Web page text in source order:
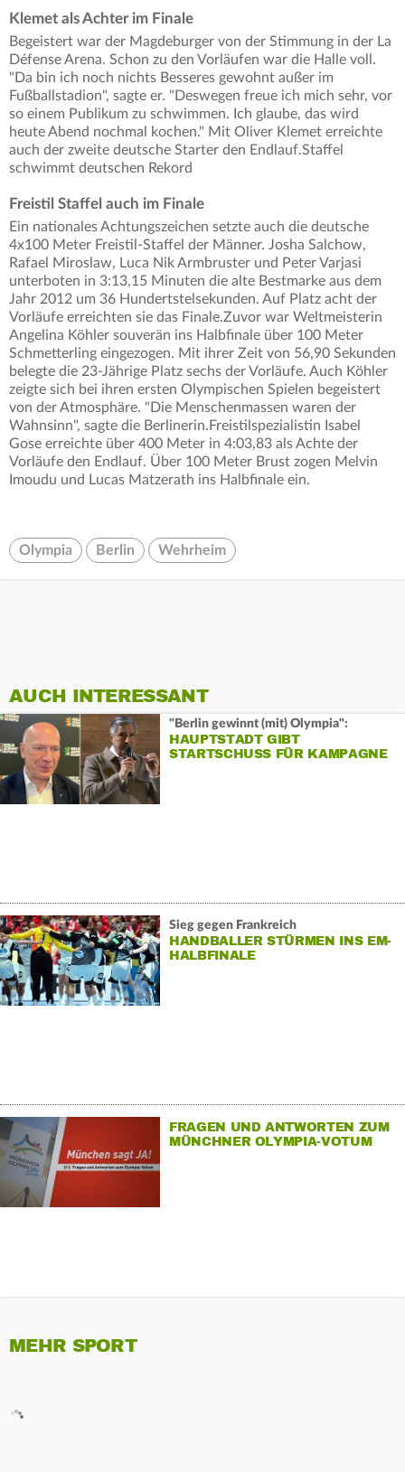
Klemet als Achter im Finale
Begeistert war der Magdeburger von der Stimmung in der La
Défense Arena. Schon zu den Vorläufen war die Halle voll.
"Da bin ich noch nichts Besseres gewohnt außer im
Fußballstadion", sagte er. "Deswegen freue ich mich sehr, vor
so einem Publikum zu schwimmen. Ich glaube, das wird
heute Abend nochmal kochen." Mit Oliver Klemet erreichte
auch der zweite deutsche Starter den Endlauf.Staffel
schwimmt deutschen Rekord
Freistil Staffel auch im Finale
Ein nationales Achtungszeichen setzte auch die deutsche
4x100 Meter Freistil-Staffel der Männer. Josha Salchow,
Rafael Miroslaw, Luca Nik Armbruster und Peter Varjasi
unterboten in 3:13,15 Minuten die alte Bestmarke aus dem
Jahr 2012 um 36 Hundertstelsekunden. Auf Platz acht der
Vorläufe erreichten sie das Finale.Zuvor war Weltmeisterin
Angelina Köhler souverän ins Halbfinale über 100 Meter
Schmetterling eingezogen. Mit ihrer Zeit von 56,90 Sekunden
belegte die 23-Jährige Platz sechs der Vorläufe. Auch Köhler
zeigte sich bei ihren ersten Olympischen Spielen begeistert
von der Atmosphäre. "Die Menschenmassen waren der
Wahnsinn", sagte die Berlinerin.Freistilspezialistin Isabel
Gose erreichte über 400 Meter in 4:03,83 als Achte der
Vorläufe den Endlauf. Über 100 Meter Brust zogen Melvin
Imoudu und Lucas Matzerath ins Halbfinale ein.
Olympia Berlin Wehrheim
AUCH INTERESSANT
"Berlin gewinnt (mit) Olympia":
HAUPTSTADT GIBT
STARTSCHUSS FÜR KAMPAGNE
Sieg gegen Frankreich
HANDBALLER STÜRMEN INS EM-
HALBFINALE
FRAGEN UND ANTWORTEN ZUM
MÜNCHNER OLYMPIA-VOTUM
MEHR SPORT